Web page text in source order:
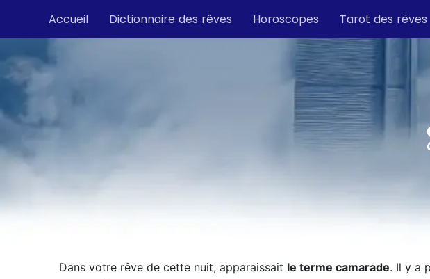
Accueil Dictionnaire des rêves Horoscopes Tarot des rêves
Dans votre rêve de cette nuit, apparaissait le terme camarade. Il y a